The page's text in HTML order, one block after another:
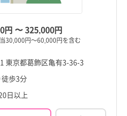
円 〜325,000円
30,000円～60,000円を含む
東京都葛飾区亀有3-36-3
歩3分
日以上